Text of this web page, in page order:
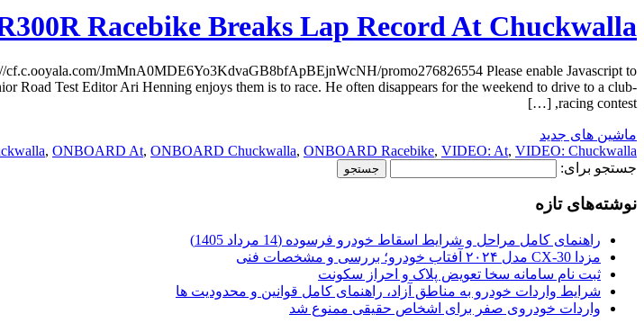
Racebike Breaks Lap Record At Chuckwalla
JmMnA0MDE6Yo3KdvaGB8bfApBEjnWcNH/promo276826554 Please enable Javascript to
Road Test Editor Ari Henning enjoys them is to race. He often disappears for the weekend to drive to a club-
racing contest, […]
ماشین های جدید
, ONBOARD At, ONBOARD Chuckwalla, ONBOARD Racebike, VIDEO: At, VIDEO: Chuckwalla
جستجو برای:
نوشته‌های تازه
راهنمای کامل مراحل و شرایط اسقاط خودرو فرسوده (14 مرداد 1405)
مزدا CX-30 مدل ۲۰۲۴ آفتاب خودرو؛ بررسی و مشخصات فنی
ثبت نام سامانه سخا تعویض پلاک و احراز سکونت
شرایط واردات خودرو به مناطق آزاد، راهنمای کامل قوانین و محدودیت ها
واردات خودروی صفر برای اشخاص حقیقی ممنوع شد